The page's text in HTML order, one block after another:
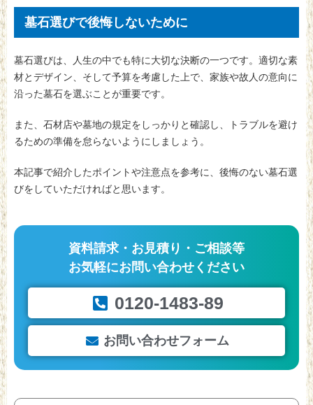
墓石選びで後悔しないために
墓石選びは、人生の中でも特に大切な決断の一つです。適切な素
材とデザイン、そして予算を考慮した上で、家族や故人の意向に
沿った墓石を選ぶことが重要です。
また、石材店や墓地の規定をしっかりと確認し、トラブルを避け
るための準備を怠らないようにしましょう。
本記事で紹介したポイントや注意点を参考に、後悔のない墓石選
びをしていただければと思います。
資料請求・お見積り・ご相談等
お気軽にお問い合わせください
0120-1483-89
お問い合わせフォーム